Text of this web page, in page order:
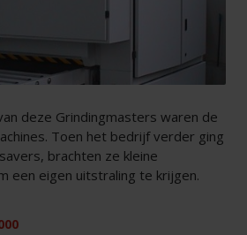
deze Grindingmasters waren de
Toen het bedrijf verder ging
brachten ze kleine
een eigen uitstraling te krijgen.